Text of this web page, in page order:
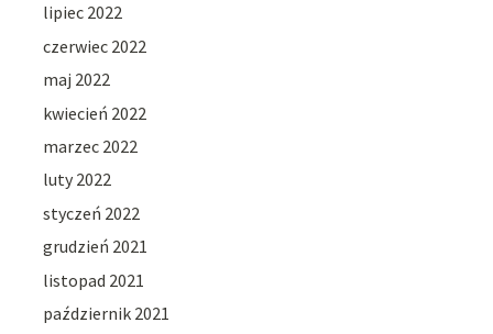
lipiec 2022
czerwiec 2022
maj 2022
kwiecień 2022
marzec 2022
luty 2022
styczeń 2022
grudzień 2021
listopad 2021
październik 2021